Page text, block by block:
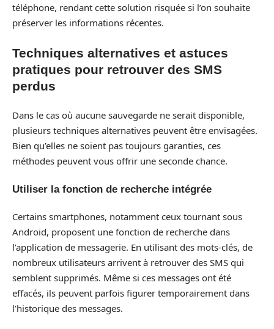
téléphone, rendant cette solution risquée si l’on souhaite
préserver les informations récentes.
Techniques alternatives et astuces
pratiques pour retrouver des SMS
perdus
Dans le cas où aucune sauvegarde ne serait disponible,
plusieurs techniques alternatives peuvent être envisagées.
Bien qu’elles ne soient pas toujours garanties, ces
méthodes peuvent vous offrir une seconde chance.
Utiliser la fonction de recherche intégrée
Certains smartphones, notamment ceux tournant sous
Android, proposent une fonction de recherche dans
l’application de messagerie. En utilisant des mots-clés, de
nombreux utilisateurs arrivent à retrouver des SMS qui
semblent supprimés. Même si ces messages ont été
effacés, ils peuvent parfois figurer temporairement dans
l’historique des messages.